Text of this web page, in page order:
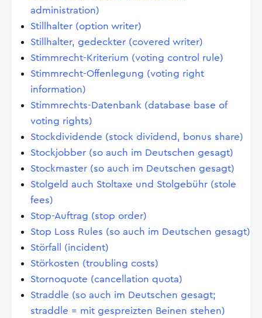
administration)
Stillhalter (option writer)
Stillhalter, gedeckter (covered writer)
Stimmrecht-Kriterium (voting control rule)
Stimmrecht-Offenlegung (voting right
information)
Stimmrechts-Datenbank (database base of
voting rights)
Stockdividende (stock dividend, bonus share)
Stockjobber (so auch im Deutschen gesagt)
Stockmaster (so auch im Deutschen gesagt)
Stolgeld auch Stoltaxe und Stolgebühr (stole
fees)
Stop-Auftrag (stop order)
Stop Loss Rules (so auch im Deutschen gesagt)
Störfall (incident)
Störkosten (troubling costs)
Stornoquote (cancellation quota)
Straddle (so auch im Deutschen gesagt;
straddle = mit gespreizten Beinen stehen)